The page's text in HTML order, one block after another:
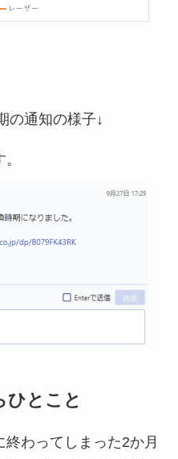
の通知の様子↓
ひとこと
わってしまった2か月